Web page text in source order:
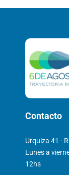
Contacto
Urquiza 41 -
Lunes a
12hs